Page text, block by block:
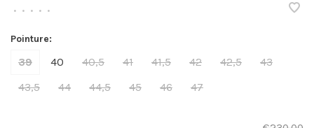
• • • • •
Pointure:
39 40 40,5 41 41,5 42 42,5
43
43,5
44 44,5 45 46 47